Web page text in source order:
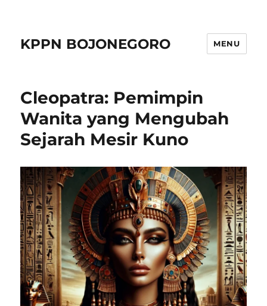
KPPN BOJONEGORO MENU
Cleopatra: Pemimpin
Wanita yang Mengubah
Sejarah Mesir Kuno